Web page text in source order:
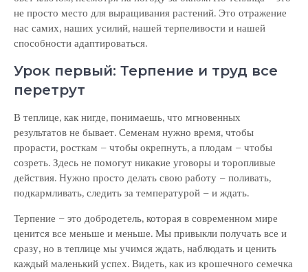
не просто место для выращивания растений. Это отражение
нас самих, наших усилий, нашей терпеливости и нашей
способности адаптироваться.
Урок первый: Терпение и труд все
перетрут
В теплице, как нигде, понимаешь, что мгновенных
результатов не бывает. Семенам нужно время, чтобы
прорасти, росткам – чтобы окрепнуть, а плодам – чтобы
созреть. Здесь не помогут никакие уговоры и торопливые
действия. Нужно просто делать свою работу – поливать,
подкармливать, следить за температурой – и ждать.
Терпение – это добродетель, которая в современном мире
ценится все меньше и меньше. Мы привыкли получать все и
сразу, но в теплице мы учимся ждать, наблюдать и ценить
каждый маленький успех. Видеть, как из крошечного семечка